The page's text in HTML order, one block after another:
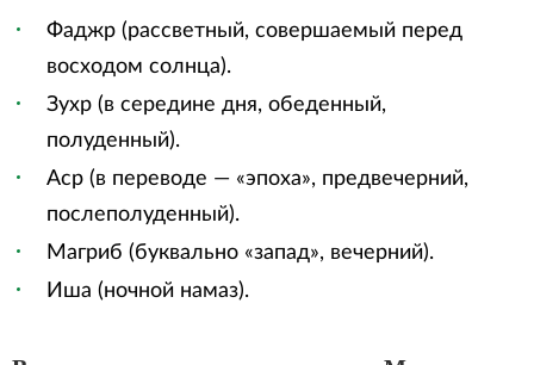
Фаджр (рассветный, совершаемый перед
восходом солнца).
Зухр (в середине дня, обеденный,
полуденный).
Аср (в переводе — «эпоха», предвечерний,
послеполуденный).
Магриб (буквально «запад», вечерний).
Иша (ночной намаз).